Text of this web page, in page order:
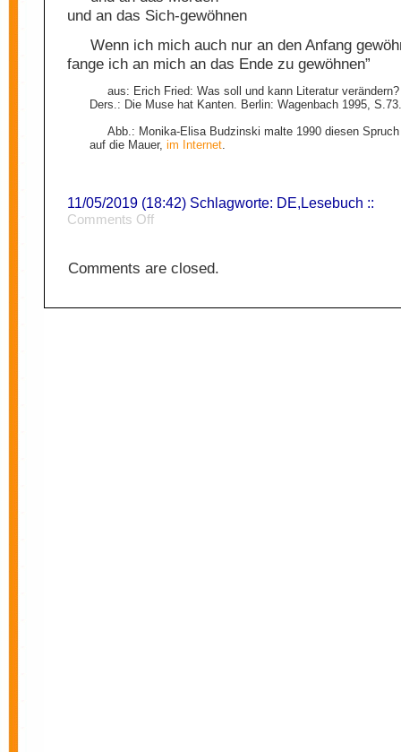
und an das Sich-gewöhnen
Wenn ich mich auch nur an den Anfang
fange ich an mich an das Ende zu gewöhnen”
aus: Erich Fried: Was soll und kann Literatur
Ders.: Die Muse hat Kanten. Berlin: Wagenbach 1995, S.73.
Abb.: Monika-Elisa Budzinski malte 1990 diesen
auf die Mauer, im Internet.
11/05/2019 (18:42) Schlagworte: DE, Lesebuch ::
Comments Offon
Comments are closed.